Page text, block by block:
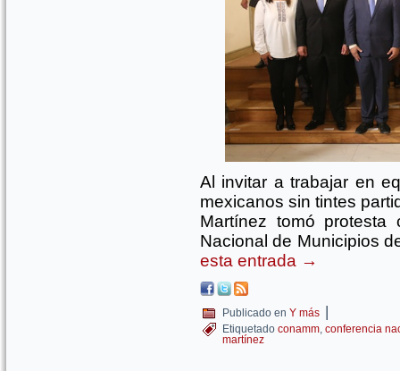
Al invitar a trabajar en
mexicanos sin tintes
Martínez tomó protesta
Nacional de Municipios
esta entrada →
Publicado en Y más |
Etiquetado conamm, conferencia
martínez